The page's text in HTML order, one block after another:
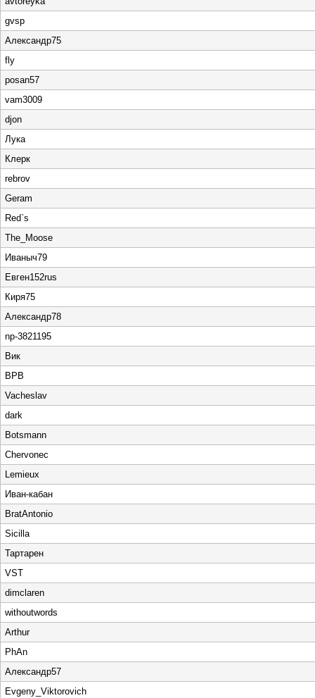
gvsp
Александр75
fly
posan57
vam3009
djon
Лука
Клерк
rebrov
Geram
Red`s
The_Moose
Иваныч79
Евген152rus
Киря75
Александр78
np-3821195
Вик
BPB
Vacheslav
dark
Botsmann
Chervonec
Lemieux
Иван-кабан
BratAntonio
Sicilla
Тартарен
VST
dimclaren
withoutwords
Arthur
PhAn
Александр57
Evgeny_Viktorovich